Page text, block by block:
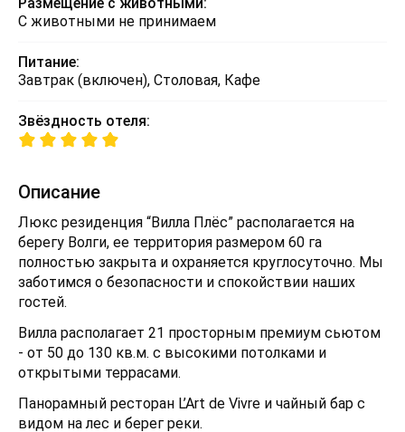
С животными не принимаем
Питание:
Завтрак (включен), Столовая, Кафе
Звёздность отеля:
Описание
Люкс резиденция “Вилла Плёс” располагается на
берегу Волги, ее территория размером 60 га
полностью закрыта и охраняется круглосуточно. Мы
заботимся о безопасности и спокойствии наших
гостей.
Вилла располагает 21 просторным премиум сьютом
- от 50 до 130 кв.м. с высокими потолками и
открытыми террасами.
Панорамный ресторан L’Art de Vivre и чайный бар с
видом на лес и берег реки.